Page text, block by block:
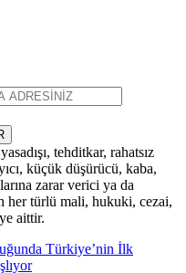
tehditkar, rahatsız
küçük düşürücü, kaba,
zarar verici ya da
her türlü mali, hukuki, cezai,
aittir.